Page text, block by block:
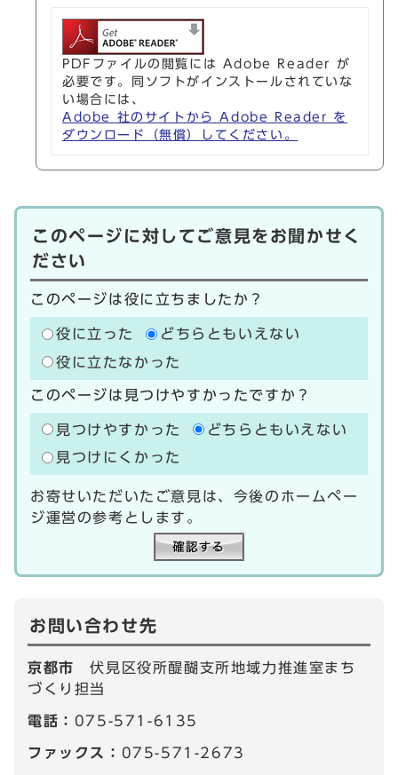
PDFファイルの閲覧には Adobe Reader が
必要です。同ソフトがインストールされていな
い場合には、
Adobe 社のサイトから Adobe Reader を
ダウンロード（無償）してください。
このページに対してご意見をお聞かせく
ださい
このページは役に立ちましたか？
役に立った
どちらともいえない
役に立たなかった
このページは見つけやすかったですか？
見つけやすかった
どちらともいえない
見つけにくかった
お寄せいただいたご意見は、今後のホームペー
ジ運営の参考とします。
お問い合わせ先
京都市伏見区役所醍醐支所地域力推進室まち
づくり担当
電話： 075-571-6135
ファックス： 075-571-2673